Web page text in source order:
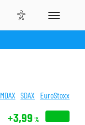
MDAX SDAX EuroStoxx
+3,99 %